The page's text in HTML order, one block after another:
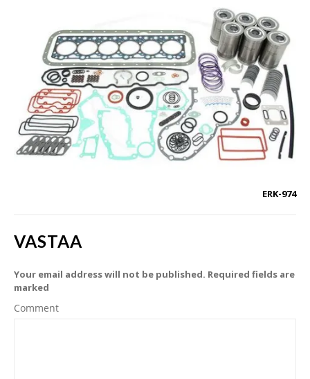
ERK-974
VASTAA
Your email address will not be published. Required fields are
marked
Comment